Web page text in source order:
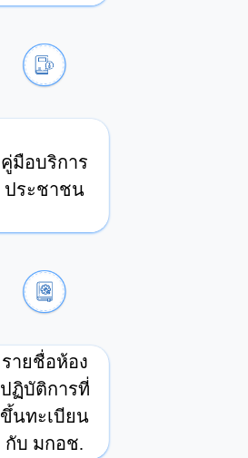
คู่มือบริการ
ประชาชน
รายชื่อห้อง
ปฏิบัติการที่
ขึ้นทะเบียน
กับ มกอช.